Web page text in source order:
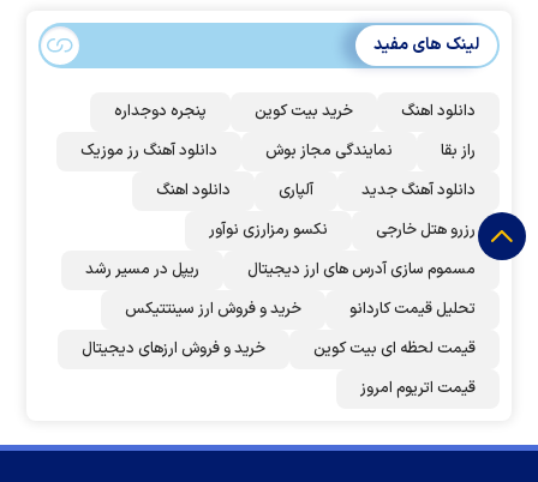
لینک های مفید
دانلود اهنگ خرید بیت کوین
پنجره دوجداره
راز بقا
نمایندگی مجاز بوش
دانلود آهنگ رز‌ موزیک
دانلود آهنگ جدید
آلپاری
دانلود اهنگ
رزرو هتل خارجی
نکسو رمزارزی نوآور
مسموم سازی آدرس های ارز دیجیتال
ریپل در مسیر رشد
تحلیل قیمت کاردانو
خرید و فروش ارز سینتتیکس
قیمت لحظه ای بیت کوین
خرید و فروش ارزهای دیجیتال
قیمت اتریوم امروز